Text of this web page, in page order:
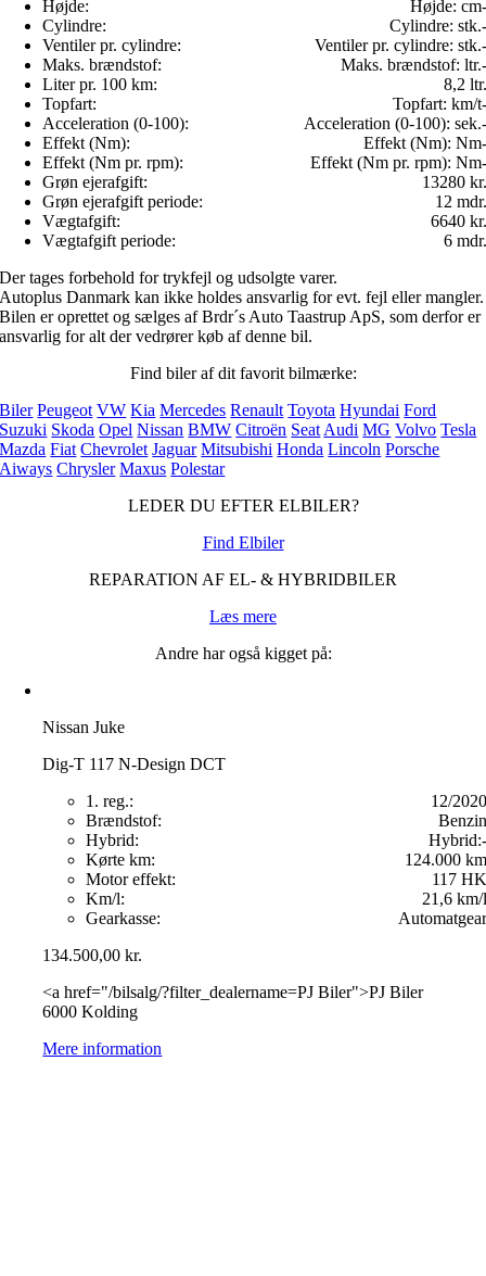
Højde: Højde: -
cm
Cylindre:
Cylindre: -
stk.
Ventiler pr. cylindre:
Ventiler pr. cylindre: -
stk.
Maks. brændstof:
Maks. brændstof: -
ltr.
Liter pr. 100 km:
8,2 ltr.
Topfart:
Topfart: -
km/t
Acceleration (0-100):
Acceleration (0-100): -
sek.
Effekt (Nm):
Effekt (Nm): -
Nm
Effekt (Nm pr. rpm):
Effekt (Nm pr. rpm): -
Nm
Grøn ejerafgift:
13280 kr.
Grøn ejerafgift periode:
12 mdr.
Vægtafgift:
6640 kr.
Vægtafgift periode:
6 mdr.
Der tages forbehold for trykfejl og udsolgte varer.
Autoplus Danmark kan ikke holdes ansvarlig for evt. fejl eller mangler.
Bilen er oprettet og sælges af Brdr´s Auto Taastrup ApS, som derfor er
ansvarlig for alt der vedrører køb af denne bil.
Find biler af dit favorit bilmærke:
Biler Peugeot VW Kia Mercedes Renault Toyota Hyundai Ford
Suzuki Skoda Opel Nissan BMW Citroën Seat Audi MG Volvo Tesla
Mazda Fiat Chevrolet Jaguar Mitsubishi Honda Lincoln Porsche
Aiways Chrysler Maxus Polestar
LEDER DU EFTER ELBILER?
Find Elbiler
REPARATION AF EL- & HYBRIDBILER
Læs mere
Andre har også kigget på:
Nissan Juke
Dig-T 117 N-Design DCT
1. reg.:
12/2020
Brændstof:
Benzin
Hybrid:
Hybrid:-
Kørte km:
124.000 km
Motor effekt:
117 HK
Km/l:
21,6 km/l
Gearkasse:
Automatgear
134.500,00kr.
<a href="/bilsalg/?filter_dealername=PJ Biler">PJ Biler
6000 Kolding
Mere information